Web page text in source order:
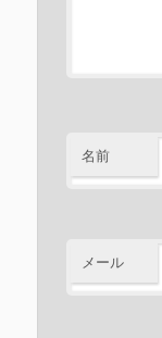
名前
メール